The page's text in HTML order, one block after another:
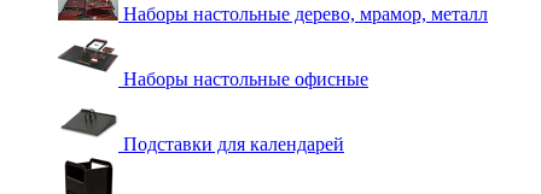
Наборы настольные дерево, мрамор, металл
Наборы настольные офисные
Подставки для календарей